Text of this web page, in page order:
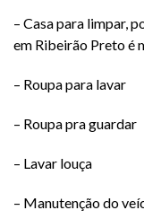
– Casa para limpar,
em Ribeirão Preto é
– Roupa para lavar
– Roupa pra guardar
– Lavar louça
– Manutenção do